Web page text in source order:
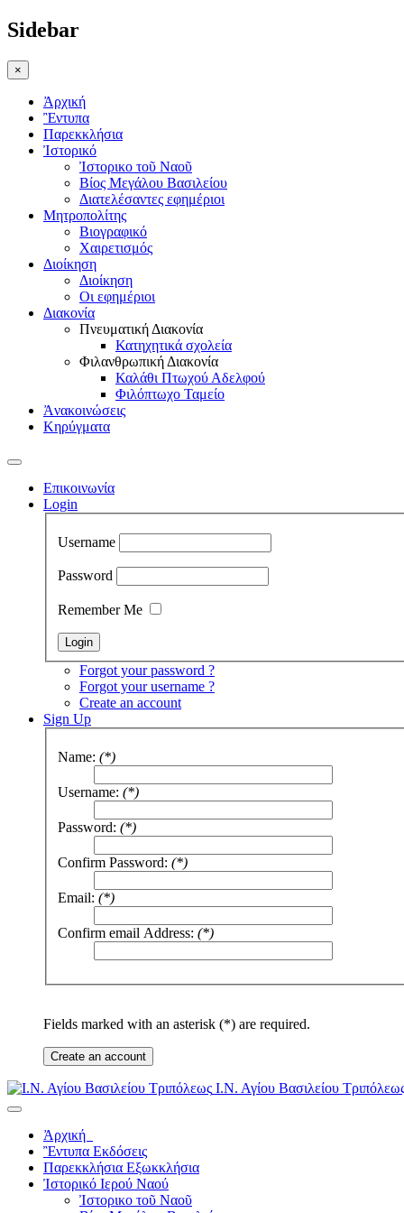
Sidebar
×
Ἀρχική
Ἒντυπα
Παρεκκλήσια
Ἰστορικό
Ἰστορικο τοῦ Ναοῦ
Βίος Μεγάλου Βασιλείου
Διατελέσαντες εφημέριοι
Μητροπολίτης
Βιογραφικό
Χαιρετισμός
Διοίκηση
Διοίκηση
Οι εφημέριοι
Διακονία
Πνευματική Διακονία
Κατηχητικά σχολεία
Φιλανθρωπική Διακονία
Καλάθι Πτωχού Αδελφού
Φιλόπτωχο Ταμείο
Ἀνακοινώσεις
Κηρύγματα
Επικοινωνία
Login
Username
Password
Remember Me
Forgot your password ?
Forgot your username ?
Create an account
Sign Up
Name: (*)
Username: (*)
Password: (*)
Confirm Password: (*)
Email: (*)
Confirm email Address: (*)
Fields marked with an asterisk (*) are required.
Create an account
Ι.Ν. Αγίου Βασιλείου
Ἀρχική
Ἒντυπα Εκδόσεις
Παρεκκλήσια Εξωκκλήσια
Ἰστορικό Ιερού Ναού
Ἰστορικο τοῦ Ναοῦ